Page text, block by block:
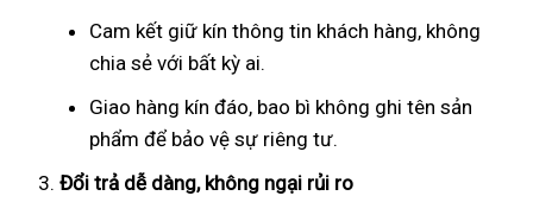
Cam kết giữ kín thông tin khách hàng, không
chia sẻ với bất kỳ ai.
Giao hàng kín đáo, bao bì không ghi tên sản
phẩm để bảo vệ sự riêng tư.
Đổi trả dễ dàng, không ngại rủi ro